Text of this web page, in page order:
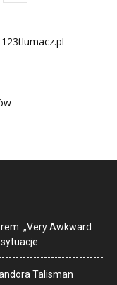
„Very Awkward
Talisman